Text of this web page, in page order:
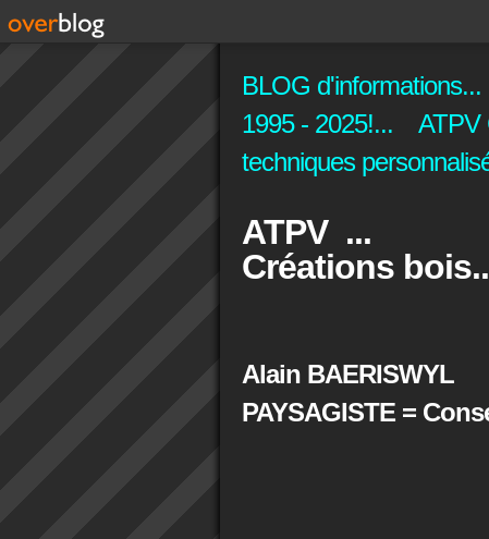
BLOG d'informations...
1995 - 2025!... ATPV
techniques
ATPV ...
Créations
Alain BAERISWYL
PAYSAGISTE =